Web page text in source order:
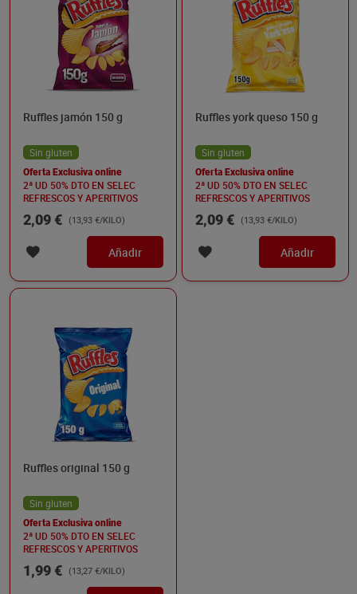
Ruffles jamón 150 g
Sin gluten
Oferta Exclusiva online
2ª UD 50% DTO EN SELEC
REFRESCOS Y APERITIVOS
2,09 € (13,93 €/KILO)
Añadir
Ruffles york queso 150 g
Sin gluten
Oferta Exclusiva online
2ª UD 50% DTO EN SELEC
REFRESCOS Y APERITIVOS
2,09 € (13,93 €/KILO)
Añadir
Ruffles original 150 g
Sin gluten
Oferta Exclusiva online
2ª UD 50% DTO EN SELEC
REFRESCOS Y APERITIVOS
1,99 € (13,27 €/KILO)